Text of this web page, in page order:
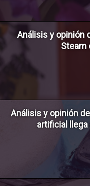
Análisis y opinión
Steam
Análisis y opinión
artificial